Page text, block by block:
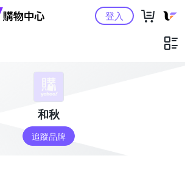
Yahoo購物中心登入
和秋
追蹤品牌